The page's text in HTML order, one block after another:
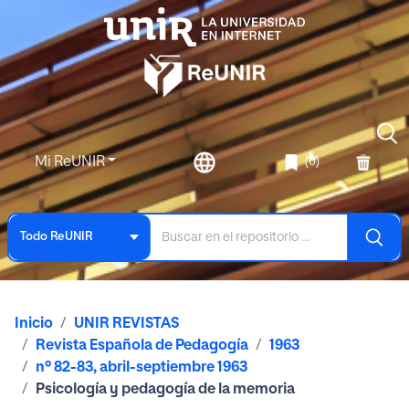
Mi ReUNIR (0)
Todo ReUNIR
Inicio
UNIR REVISTAS
Revista Española de Pedagogía
1963
nº 82-83, abril-septiembre 1963
Psicología y pedagogía de la memoria